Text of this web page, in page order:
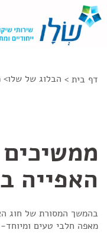
דף בית > הבלוג של שלו>
האפייה
בהמשך המסורת של חוג
מאפה חלבי טעים